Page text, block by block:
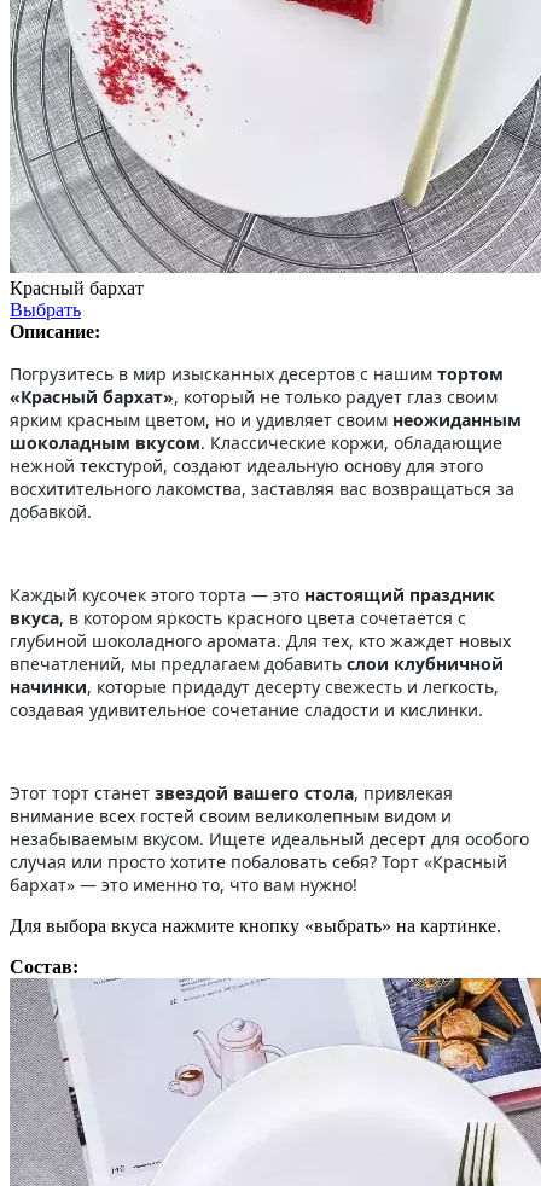
Красный бархат
Выбрать
Описание:
Погрузитесь в мир изысканных десертов с нашим тортом
«Красный бархат», который не только радует глаз своим
ярким красным цветом, но и удивляет своим неожиданным
шоколадным вкусом. Классические коржи, обладающие
нежной текстурой, создают идеальную основу для этого
восхитительного лакомства, заставляя вас возвращаться за
добавкой.
Каждый кусочек этого торта — это настоящий праздник
вкуса, в котором яркость красного цвета сочетается с
глубиной шоколадного аромата. Для тех, кто жаждет новых
впечатлений, мы предлагаем добавить слои клубничной
начинки, которые придадут десерту свежесть и легкость,
создавая удивительное сочетание сладости и кислинки.
Этот торт станет звездой вашего стола, привлекая
внимание всех гостей своим великолепным видом и
незабываемым вкусом. Ищете идеальный десерт для особого
случая или просто хотите побаловать себя? Торт «Красный
бархат» — это именно то, что вам нужно!
Для выбора вкуса нажмите кнопку «выбрать» на картинке.
Состав: